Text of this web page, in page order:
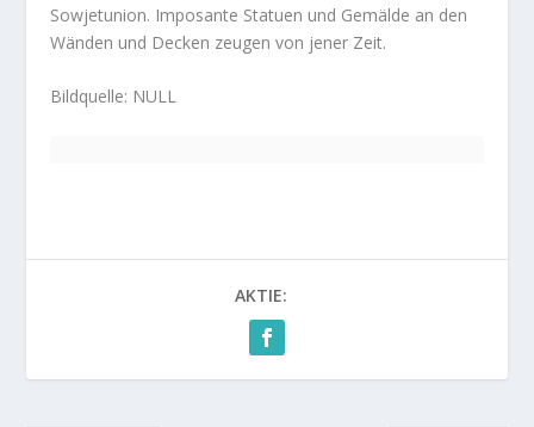
Sowjetunion. Imposante Statuen und Gemälde an den
Wänden und Decken zeugen von jener Zeit.
Bildquelle: NULL
AKTIE: